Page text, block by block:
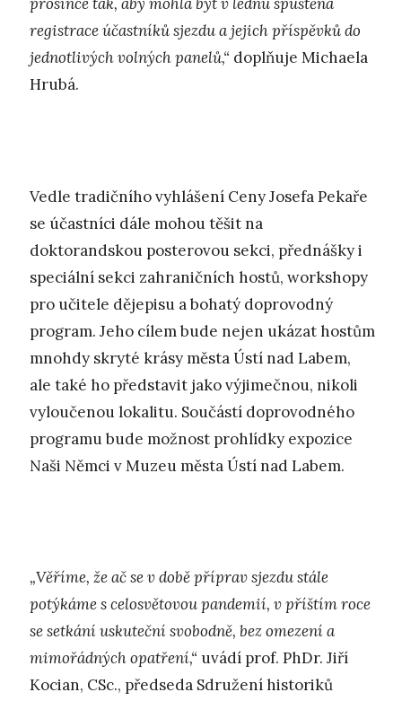
registrace účastníků sjezdu a jejich příspěvků do
jednotlivých volných panelů,“ doplňuje Michaela
Hrubá.
Vedle tradičního vyhlášení Ceny Josefa Pekaře
se účastníci dále mohou těšit na
doktorandskou posterovou sekci, přednášky i
speciální sekci zahraničních hostů, workshopy
pro učitele dějepisu a bohatý doprovodný
program. Jeho cílem bude nejen ukázat hostům
mnohdy skryté krásy města Ústí nad Labem,
ale také ho představit jako výjimečnou, nikoli
vyloučenou lokalitu. Součástí doprovodného
programu bude možnost prohlídky expozice
Naši Němci v Muzeu města Ústí nad Labem.
„Věříme, že ač se v době příprav sjezdu stále
potýkáme s celosvětovou pandemií, v příštím roce
se setkání uskuteční svobodně, bez omezení a
mimořádných opatření,“ uvádí prof. PhDr. Jiří
Kocian, CSc., předseda Sdružení historiků